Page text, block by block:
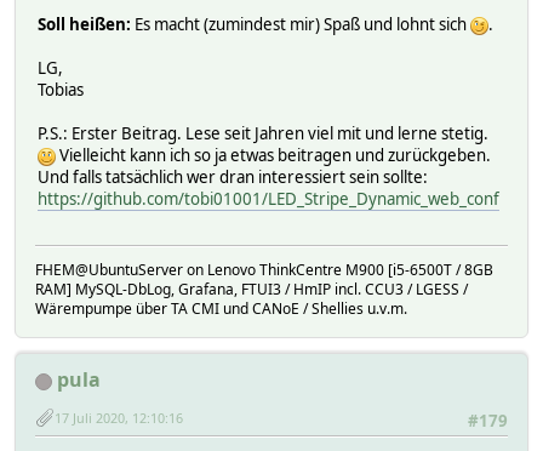
}
}
Soll heißen: Es macht (zumindest mir) Spaß und lohnt sich
.
LG,
Tobias
P.S.: Erster Beitrag. Lese seit Jahren viel mit und lerne stetig.
Vielleicht kann ich so ja etwas beitragen und zurückgeben.
Und falls tatsächlich wer dran interessiert sein sollte:
https://github.com/tobi01001/LED_Stripe_Dynamic_web_conf
FHEM@UbuntuServer on Lenovo ThinkCentre M900 [i5-6500T / 8GB
RAM] MySQL-DbLog, Grafana, FTUI3 / HmIP incl. CCU3 / LGESS /
Wärempumpe über TA CMI und CANoE / Shellies u.v.m.
pula
#179
17 Juli 2020, 12:10:16